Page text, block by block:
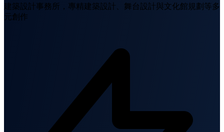
建築設計事務所，專精建築設計、舞台設計與文化館規劃等多
元創作